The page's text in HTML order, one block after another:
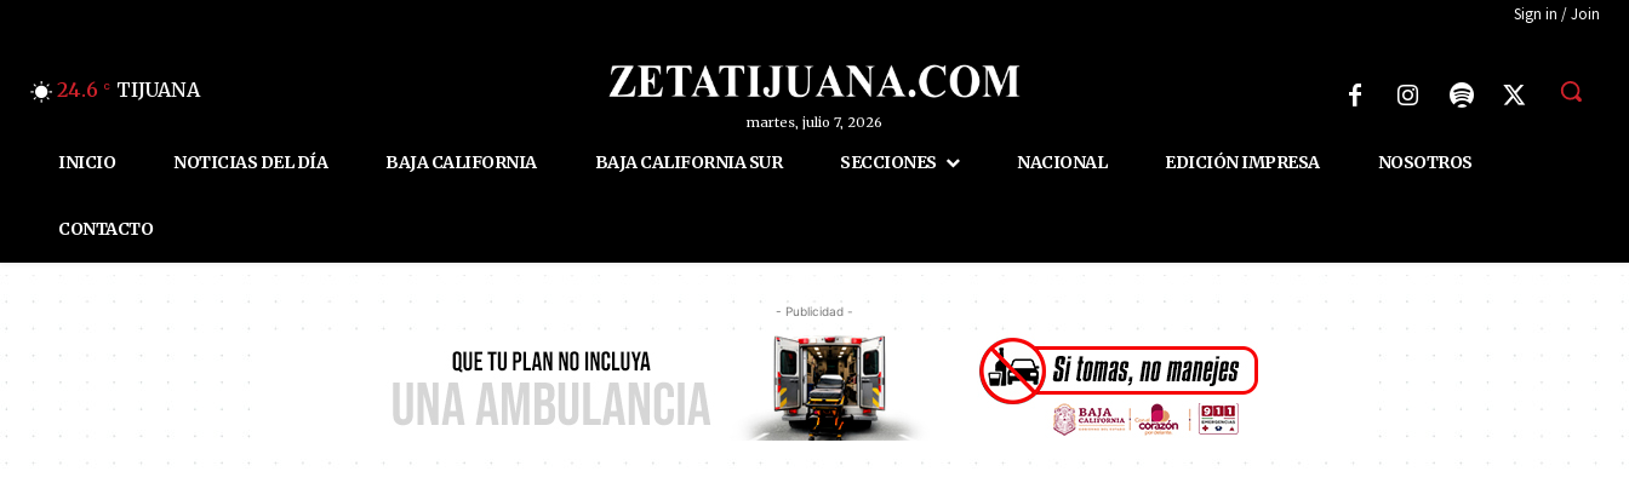
Sign in / Join
24.6 C TIJUANA
martes, julio 7, 2026
INICIO NOTICIAS DEL DÍA BAJA CALIFORNIA BAJA CALIFORNIA SUR SECCIONES NACIONAL EDICIÓN IMPRESA NOSOTROS
CONTACTO
- Publicidad -